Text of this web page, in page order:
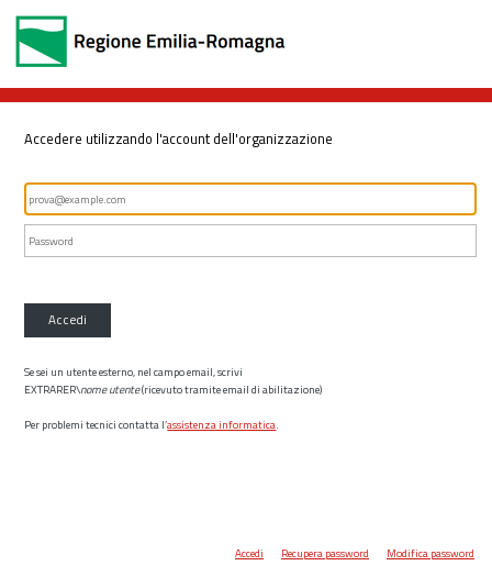
Accedere utilizzando l'account dell'organizzazione
Accedi
Se sei un utente esterno, nel campo email, scrivi
EXTRARER\nome utente(ricevuto tramite email di abilitazione)
Per problemi tecnici contatta l’assistenza informatica.
Accedi Recupera password Modifica password